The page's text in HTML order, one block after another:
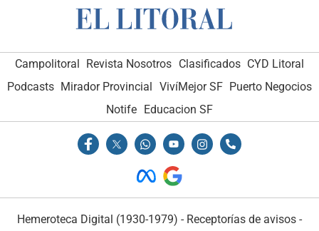
Campolitoral Revista Nosotros Clasificados CYD Litoral
Podcasts Mirador Provincial VivíMejor SF Puerto Negocios
Notife Educacion SF
Hemeroteca Digital (1930-1979) - Receptorías de avisos -